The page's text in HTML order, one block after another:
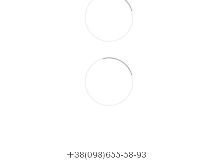
+38(098)655-58-93